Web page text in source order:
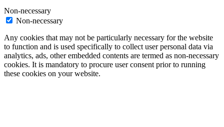
Non-necessary
Non-necessary
Any cookies that may not be particularly necessary for the website
to function and is used specifically to collect user personal data via
analytics, ads, other embedded contents are termed as non-necessary
cookies. It is mandatory to procure user consent prior to running
these cookies on your website.